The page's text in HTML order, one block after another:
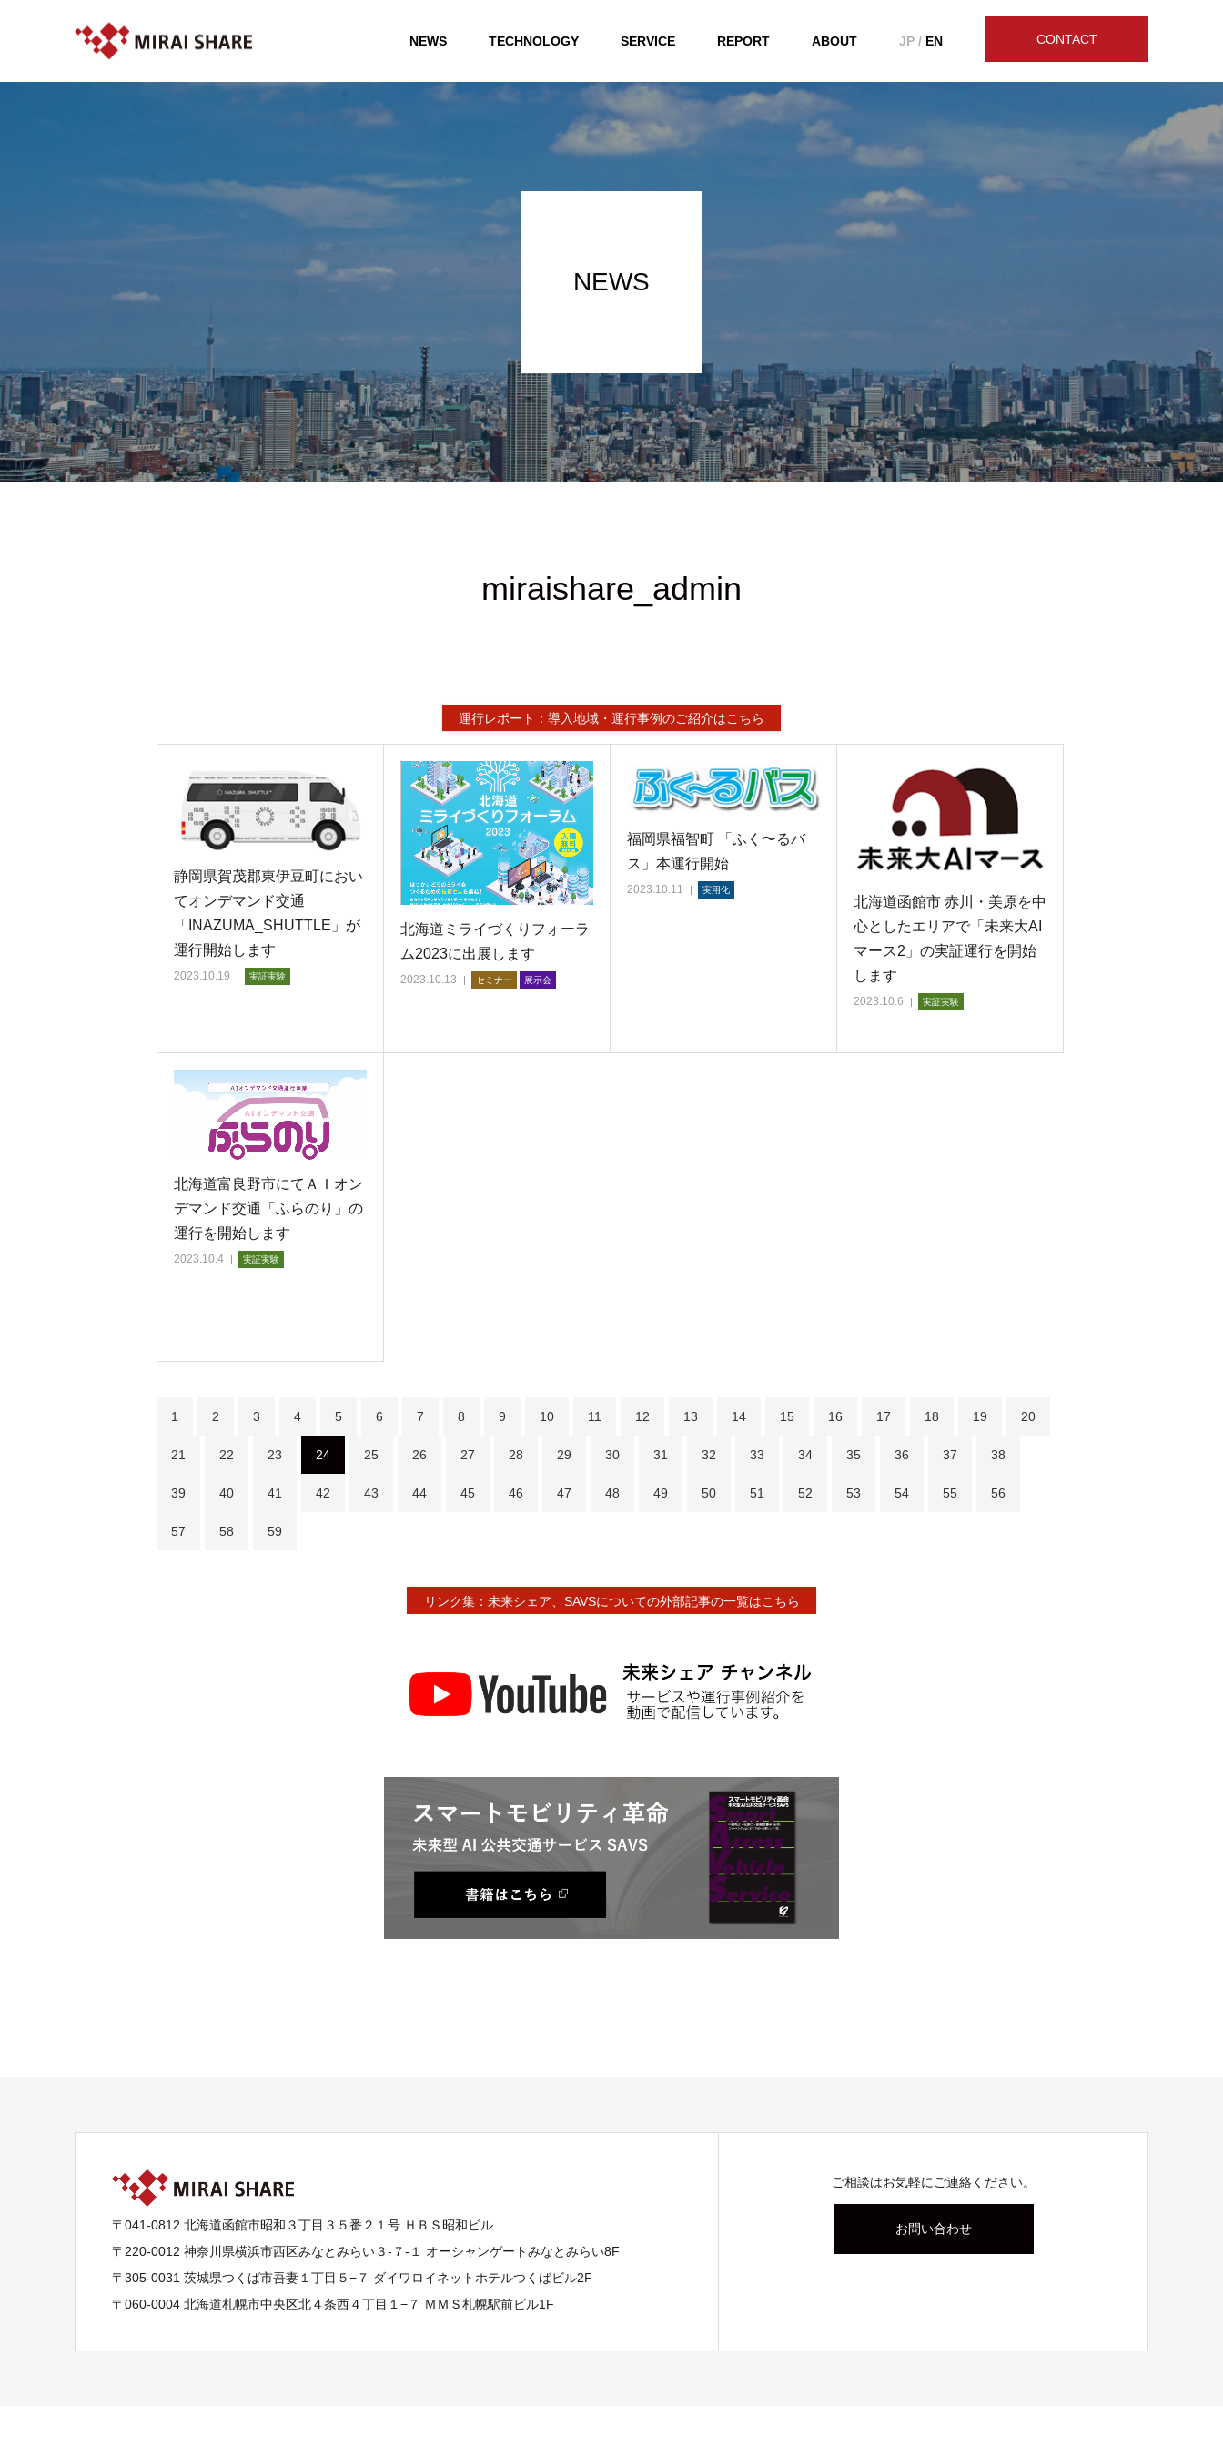
CONTACT
NEWS TECHNOLOGY SERVICE REPORT ABOUT JP / EN
NEWS
miraishare_admin
運行レポート：導入地域・運行事例のご紹介はこちら
静岡県賀茂郡東伊豆町におい
てオンデマンド交通
「INAZUMA_SHUTTLE」が
運行開始します
2023.10.19 実証実験
北海道ミライづくりフォーラ
ム2023に出展します
2023.10.13 セミナー 展示会
福岡県福智町 「ふく〜るバ
ス」本運行開始
2023.10.11 実用化
北海道函館市 赤川・美原を中
心としたエリアで「未来大AI
マース2」の実証運行を開始
します
2023.10.6 実証実験
北海道富良野市にてＡＩオン
デマンド交通「ふらのり」の
運行を開始します
2023.10.4 実証実験
1 2 3 4 5 6 7 8 9 10 11 12 13 14 15 16 17 18 19 20
21 22 23 24 25 26 27 28 29 30 31 32 33 34 35 36 37 38
39 40 41 42 43 44 45 46 47 48 49 50 51 52 53 54 55 56
57 58 59
リンク集：未来シェア、SAVSについての外部記事の一覧はこちら
〒041-0812 北海道函館市昭和３丁目３５番２１号 ＨＢＳ昭和ビル
〒220-0012 神奈川県横浜市西区みなとみらい３-７-１ オーシャンゲートみなとみらい8F
〒305-0031 茨城県つくば市吾妻１丁目５−７ ダイワロイネットホテルつくばビル2F
〒060-0004 北海道札幌市中央区北４条西４丁目１−７ ＭＭＳ札幌駅前ビル1F
ご相談はお気軽にご連絡ください。
お問い合わせ